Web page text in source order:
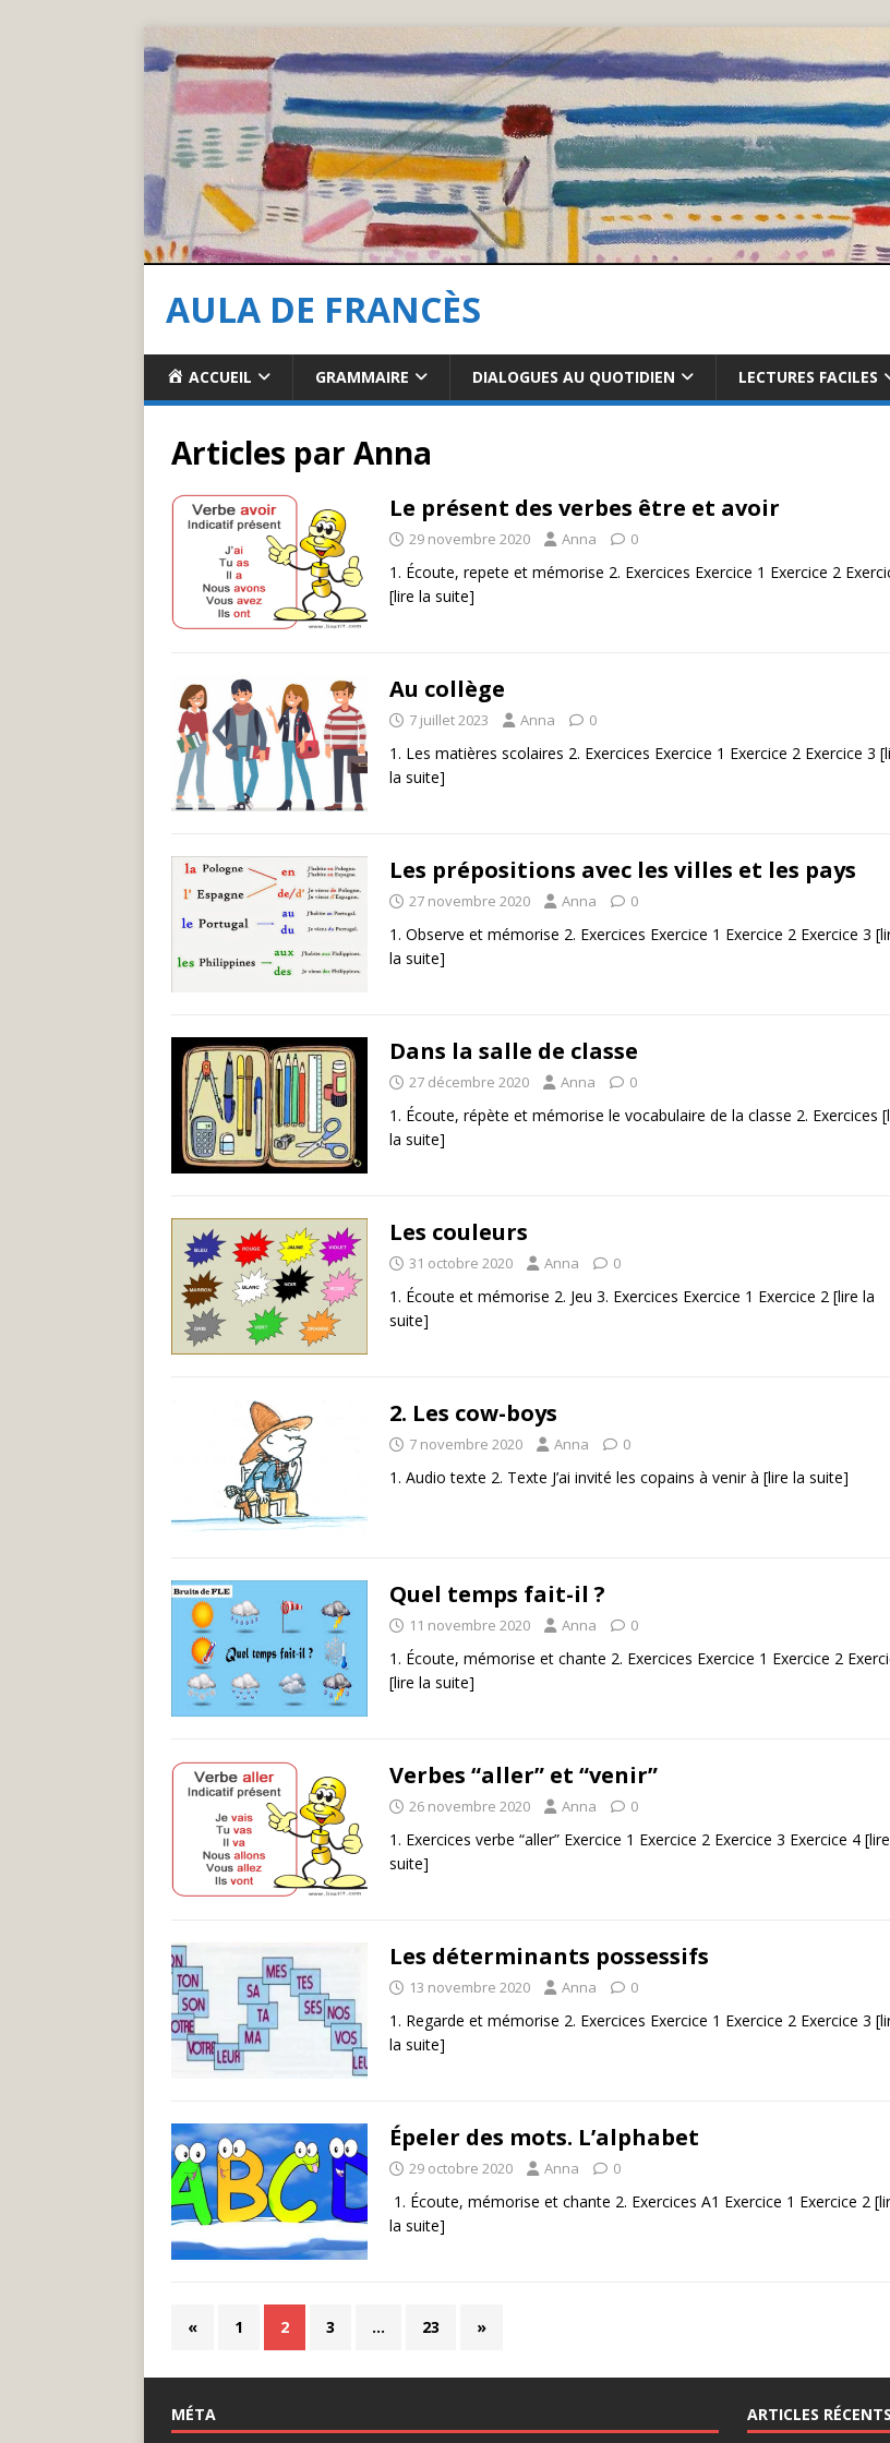
AULA DE FRANCÈS
ACCUEIL GRAMMAIRE DIALOGUES AU QUOTIDIEN LECTURES FACILES
Articles par Anna
Le présent des verbes être et avoir
29 novembre 2020 Anna 0
1. Écoute, repete et mémorise 2. Exercices Exercice 1 Exercice 2
[lire la suite]
Au collège
7 juillet 2023 Anna 0
1. Les matières scolaires 2. Exercices Exercice 1 Exercice 2 Exercice 3
la suite]
Les prépositions avec les villes et les pays
27 novembre 2020 Anna 0
1. Observe et mémorise 2. Exercices Exercice 1 Exercice 2 Exercice 3
la suite]
Dans la salle de classe
27 décembre 2020 Anna 0
1. Écoute, répète et mémorise le vocabulaire de la classe 2. Exercices
la suite]
Les couleurs
31 octobre 2020 Anna 0
1. Écoute et mémorise 2. Jeu 3. Exercices Exercice 1 Exercice 2 [lire la
suite]
2. Les cow-boys
7 novembre 2020 Anna 0
1. Audio texte 2. Texte J’ai invité les copains à venir à [lire la suite]
Quel temps fait-il ?
11 novembre 2020 Anna 0
1. Écoute, mémorise et chante 2. Exercices Exercice 1 Exercice 2
[lire la suite]
Verbes “aller” et “venir”
26 novembre 2020 Anna 0
1. Exercices verbe “aller” Exercice 1 Exercice 2 Exercice 3 Exercice 4
suite]
Les déterminants possessifs
13 novembre 2020 Anna 0
1. Regarde et mémorise 2. Exercices Exercice 1 Exercice 2 Exercice 3
la suite]
Épeler des mots. L’alphabet
29 octobre 2020 Anna 0
1. Écoute, mémorise et chante 2. Exercices A1 Exercice 1 Exercice 2
la suite]
« 1 2 3 … 23 »
MÉTA ARTICLES RÉCENTS